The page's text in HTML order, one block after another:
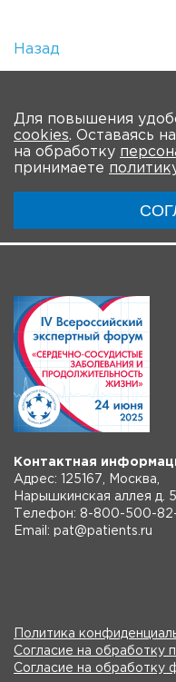
Назад
Для повышения
cookies. Оставаясь
на обработку
принимаете
О Форуме
Контактная
Адрес: 125167, Москва,
Нарышкинская аллея д.
Телефон: 8-800-500-
Email: pat@patients.ru
Политика
Согласие на обработку
Согласие на обработку